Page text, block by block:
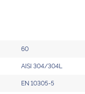
60
AISI 304/304L
EN 10305-5